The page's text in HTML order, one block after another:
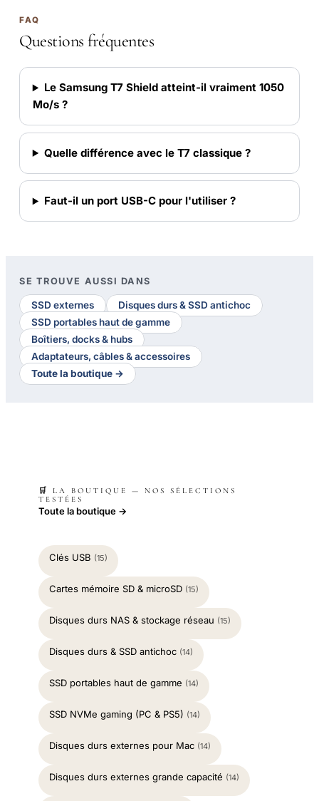
FAQ
Questions fréquentes
Le Samsung T7 Shield atteint-il vraiment 1050
Mo/s ?
Quelle différence avec le T7 classique ?
Faut-il un port USB-C pour l'utiliser ?
SE TROUVE AUSSI DANS
SSD externes
Disques durs & SSD antichoc
SSD portables haut de gamme
Boîtiers, docks & hubs
Adaptateurs, câbles & accessoires
Toute la boutique →
🛒 LA BOUTIQUE — NOS SÉLECTIONS
TESTÉES
Toute la boutique →
Clés USB (15)
Cartes mémoire SD & microSD (15)
Disques durs NAS & stockage réseau (15)
Disques durs & SSD antichoc (14)
SSD portables haut de gamme (14)
SSD NVMe gaming (PC & PS5) (14)
Disques durs externes pour Mac (14)
Disques durs externes grande capacité (14)